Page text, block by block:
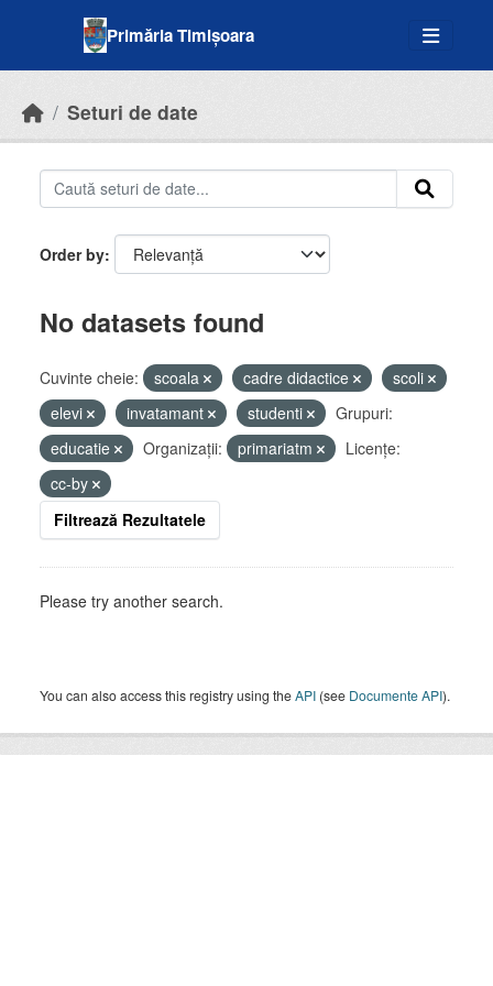
Primăria Timișoara
Seturi de date
Order by
No datasets found
Cuvinte cheie: scoala cadre didactice
scoli
elevi
invatamant studenti
Grupuri:
educatie
Organizații: primariatm
Licenţe:
cc-by
Filtrează Rezultatele
Please try another search.
You can also access this registry using theAPI (see Documente API).